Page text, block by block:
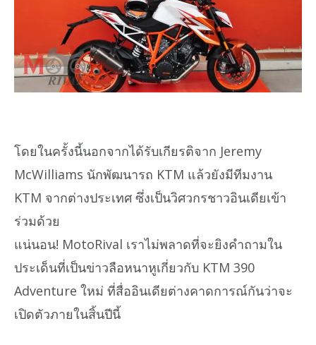
โดยในครั้งนี้นอกจากได้รับเกียรติจาก Jeremy
McWilliams นักพัฒนารถ KTM แล้วยังมีทีมงาน
KTM จากต่างประเทศ ซึ่งเป็นวิศวกรชาวอินเดียเข้า
ร่วมด้วย
แน่นอน! MotoRival เราไม่พลาดที่จะยิงคำถามใน
ประเด็นที่เป็นข่าวลือหนาหูเกี่ยวกับ KTM 390
Adventure ใหม่ ที่สื่ออินเดียต่างคาดการณ์กันว่าจะ
เปิดตัวภายในสิ้นปีนี้